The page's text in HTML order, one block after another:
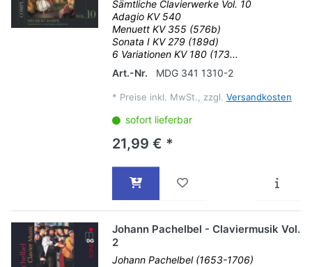
Sämtliche Clavierwerke Vol. 10
Adagio KV 540
Menuett KV 355 (576b)
Sonata I KV 279 (189d)
6 Variationen KV 180 (173...
Art.-Nr.
MDG 341 1310-2
* Preise inkl. MwSt., zzgl. Versandkosten
sofort lieferbar
21,99 € *
Johann Pachelbel - Claviermusik Vol.
2
Johann Pachelbel (1653-1706)